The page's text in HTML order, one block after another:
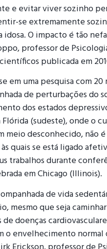
e evitar viver sozinho
se extremamente
idosa. O impacto é tão
professor de
publicada em
em uma pesquisa com
de perturbações do
dos estados
(sudeste), onde o
meio desconhecido, não
às quais se está ligado
trabalhos durante
em Chicago (Illinois).
de vida
mesmo que seja
doenças
envelhecimento normal